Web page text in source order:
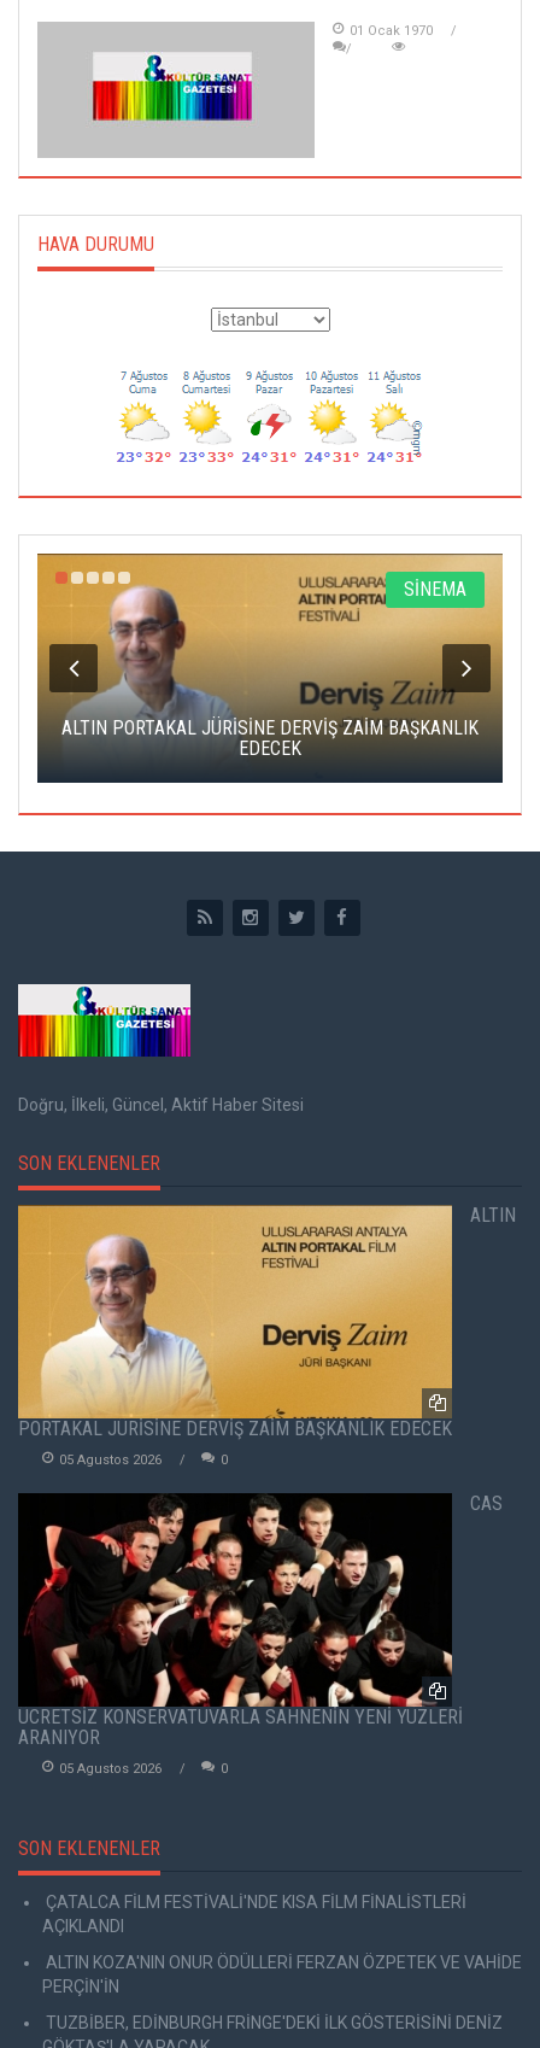
01 Ocak 1970
HAVA DURUMU
SİNEMA
ALTIN PORTAKAL JÜRİSİNE DERVİŞ ZAİM BAŞKANLIK
EDECEK
Doğru, İlkeli, Güncel, Aktif Haber Sitesi
SON EKLENENLER
ALTIN
PORTAKAL JÜRİSİNE DERVİŞ ZAİM BAŞKANLIK EDECEK
05 Agustos 2026 0
CAS
ÜCRETSİZ KONSERVATUVARLA SAHNENİN YENİ YÜZLERİ
ARANIYOR
05 Agustos 2026 0
SON EKLENENLER
ÇATALCA FİLM FESTİVALİ'NDE KISA FİLM FİNALİSTLERİ
AÇIKLANDI
ALTIN KOZA'NIN ONUR ÖDÜLLERİ FERZAN ÖZPETEK VE VAHİDE
PERÇİN'İN
TUZBİBER, EDİNBURGH FRİNGE'DEKİ İLK GÖSTERİSİNİ DENİZ